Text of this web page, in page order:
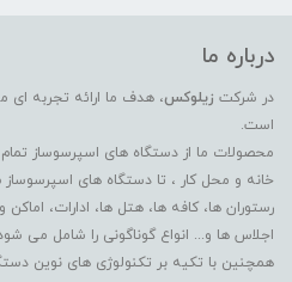
درباره ما
در شرکت زیلوکس، هدف ما ارائه تجربه ای
است.
محصولات ما از دستگاه های اسپرسوساز تمام
خانه و محل کار ، تا دستگاه های
رستوران ها، کافه ها، هتل ها، ادارات،
اجلاس ها و... انواع گوناگونی را شامل می
همچنین با تکیه بر تکنولوژی های نوین